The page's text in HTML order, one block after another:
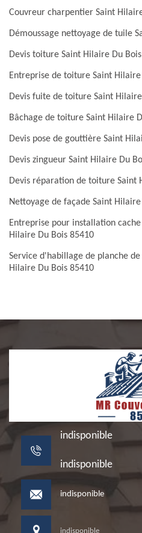
Couvreur charpentier Saint
Démoussage nettoyage de tuile
Devis toiture Saint Hilaire Du Bois
Entreprise de toiture Saint Hilaire
Devis fuite de toiture Saint
Bâchage de toiture Saint Hilaire
Devis pose de gouttière Saint
Devis zingueur Saint Hilaire Du
Devis réparation de toiture Saint
Nettoyage de façade Saint Hilaire
Entreprise pour installation
Hilaire Du Bois 85410
Service d'habillage de planche
Hilaire Du Bois 85410
indisponible
indisponible
indisponible
indisponible